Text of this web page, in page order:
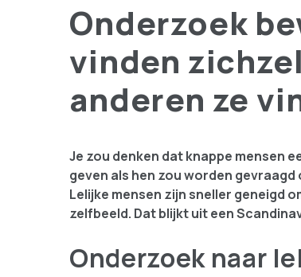
Onderzoek
vinden
anderen ze
Je zou denken dat knappe mensen
geven als hen zou worden
Lelijke mensen zijn sneller geneigd
zelfbeeld. Dat blijkt uit een
Onderzoek naar